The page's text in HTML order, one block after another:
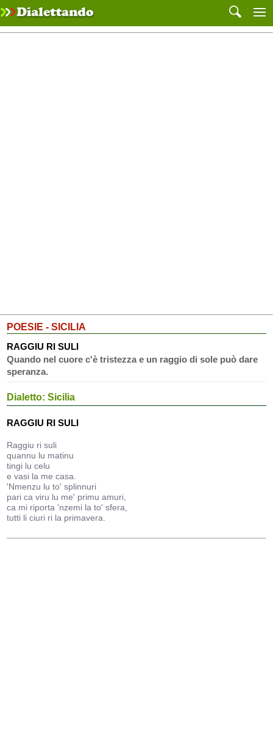
POESIE - SICILIA
RAGGIU RI SULI
Quando nel cuore c'è tristezza e un raggio di sole può dare
speranza.
Dialetto: Sicilia
RAGGIU RI SULI
Raggiu ri suli
quannu lu matinu
tingi lu celu
e vasi la me casa.
'Nmenzu lu to' splinnuri
pari ca viru lu me' primu amuri,
ca mi riporta 'nzemi la to' sfera,
tutti li ciuri ri la primavera.